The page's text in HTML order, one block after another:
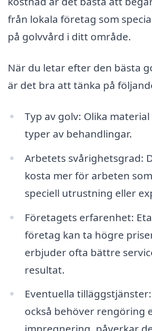
från lokala företag som
på golvvård i ditt område.
När du letar efter den bästa
är det bra att tänka på
Typ av golv: Olika
typer av behandlingar.
Arbetets svårighetsgrad:
kosta mer för arbeten
speciell utrustning eller
Företagets erfarenhet:
företag kan ta högre
erbjuder ofta bättre
resultat.
Eventuella
också behöver rengöring